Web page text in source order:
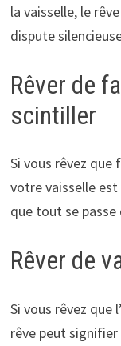
la vaisselle, le
dispute
Rêver de
scintiller
Si vous rêvez que
votre vaisselle
que tout se
Rêver de
Si vous rêvez que
rêve peut